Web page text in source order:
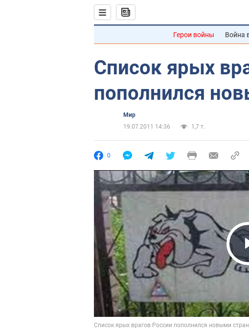
Герои войны Война
Список ярых
пополнился
Мир
19.07.2011 14:36
1,7 т.
0